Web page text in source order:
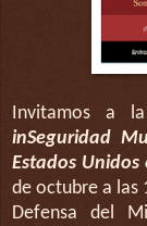
Invitamos a
inSeguridad
Estados
de octubre a las
Defensa del